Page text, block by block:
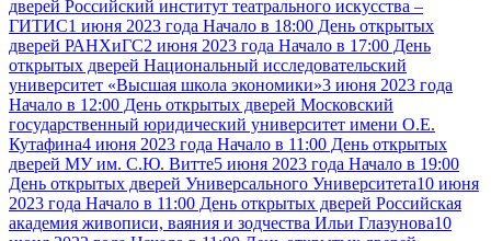
дверей Российский институт театрального искусства –
ГИТИС1 июня 2023 года Начало в 18:00 День открытых
дверей РАНХиГС2 июня 2023 года Начало в 17:00 День
открытых дверей Национальный исследовательский
университет «Высшая школа экономики»3 июня 2023 года
Начало в 12:00 День открытых дверей Московский
государственный юридический университет имени О.Е.
Кутафина4 июня 2023 года Начало в 11:00 День открытых
дверей МУ им. С.Ю. Витте5 июня 2023 года Начало в 19:00
День открытых дверей Универсального Университета10 июня
2023 года Начало в 11:00 День открытых дверей Российская
академия живописи, ваяния и зодчества Ильи Глазунова10